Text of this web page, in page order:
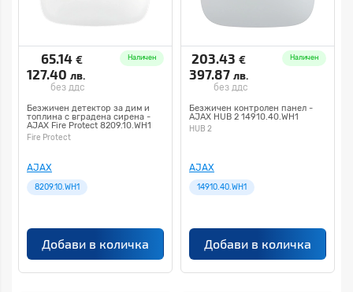
65.14 €
127.40 лв.
без ддс
Наличен
Безжичен детектор за дим и
топлина с вградена сирена -
AJAX Fire Protect 8209.10.WH1
Fire Protect
AJAX
8209.10.WH1
Добави в количка
203.43 €
397.87 лв.
без ддс
Наличен
Безжичен контролен панел -
AJAX HUB 2 14910.40.WH1
HUB 2
AJAX
14910.40.WH1
Добави в количка